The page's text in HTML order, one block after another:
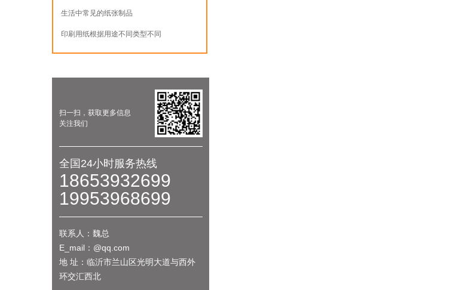
生活中常见的纸张制品
印刷用纸根据用途不同类型不同
扫一扫，获取更多信息
关注我们
全国24小时服务热线
18653932699
19953968699
联系人：魏总
E_mail：@qq.com
地 址：临沂市兰山区光明大道与西外
环交汇西北